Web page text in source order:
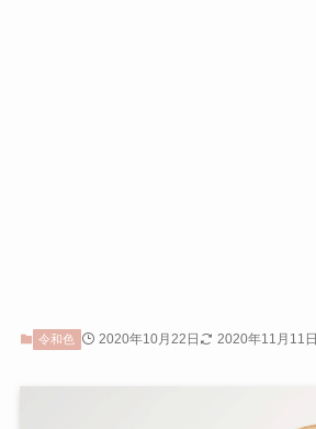
令和色 2020年10月22日 2020年11月11日